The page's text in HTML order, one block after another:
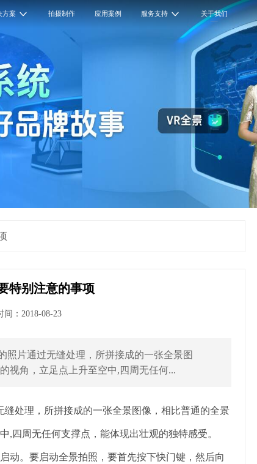
方案 拍摄制作 应用案例 服务支持 关于我们
特别注意的事项
：2018-08-23
照片通过无缝处理，所拼接成的一张全景图
视角，立足点上升至空中,四周无任何...
缝处理，所拼接成的一张全景图像，相比普通的全景
,四周无任何支撑点，能体现出壮观的独特感受。
动。要启动全景拍照，要首先按下快门键，然后向